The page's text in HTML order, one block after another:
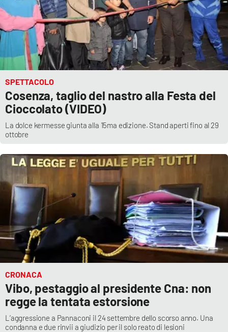
SPETTACOLO
Cosenza, taglio del nastro alla Festa del
Cioccolato (VIDEO)
La dolce kermesse giunta alla 15ma edizione. Stand aperti fino al 29
ottobre
CRONACA
Vibo, pestaggio al presidente Cna: non
regge la tentata estorsione
L’aggressione a Pannaconi il 24 settembre dello scorso anno. Una
condanna e due rinvii a giudizio per il solo reato di lesioni